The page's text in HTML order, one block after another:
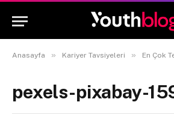
Anasayfa » Kariyer Tavsiyeleri » En Çok
pexels-pixabay-